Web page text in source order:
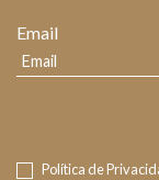
Email
Política de